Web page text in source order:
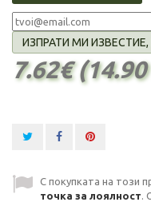
ИЗПРАТИ МИ
7.62€ (14.90
С покупката на този
точка за лоялност.